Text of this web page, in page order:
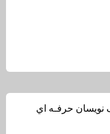
حرفـه اي